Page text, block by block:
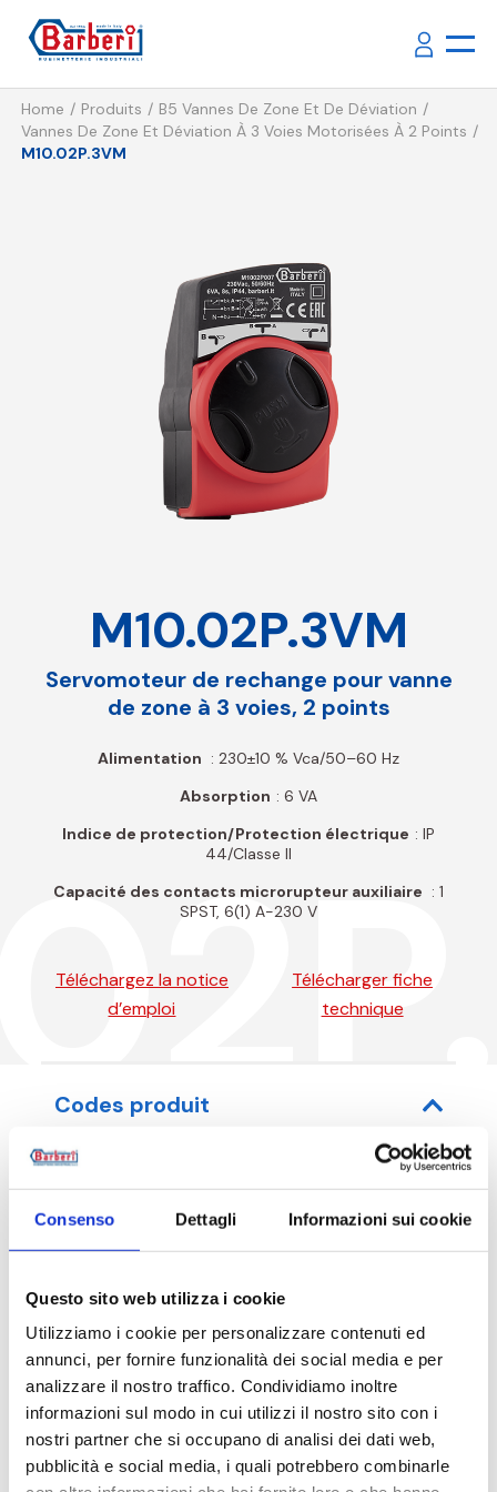
Consenso Dettagli Informazioni sui cookie
Questo sito web utilizza i cookie
Utilizziamo i cookie per personalizzare contenuti ed
annunci, per fornire funzionalità dei social media e per
analizzare il nostro traffico. Condividiamo inoltre
informazioni sul modo in cui utilizzi il nostro sito con i
nostri partner che si occupano di analisi dei dati web,
pubblicità e social media, i quali potrebbero combinarle
Home Produits
B5 Vannes De Zone Et De Déviation
Vannes De Zone Et Déviation À 3 Voies Motorisées À 2 Points
M10.02P.3VM
M10.02P.3VM
Servomoteur de rechange pour vanne
de zone à 3 voies, 2 points
Alimentation : 230±10 % Vca/50–60 Hz
Absorption : 6 VA
Indice de protection/Protection électrique : IP
44/Classe II
Capacité des contacts microrupteur auxiliaire : 1
SPST, 6(1) A-230 V
Téléchargez la notice
d’emploi
Télécharger fiche
technique
Codes produit
Code article V
Description